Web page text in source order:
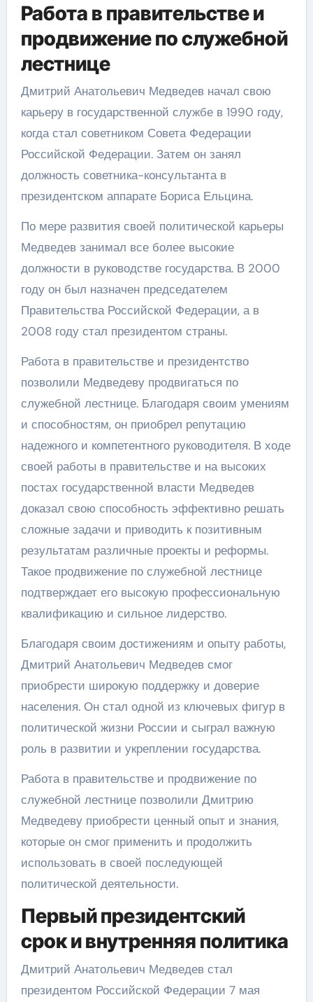
Работа в правительстве и
продвижение по служебной
лестнице
Дмитрий Анатольевич Медведев начал свою
карьеру в государственной службе в 1990 году,
когда стал советником Совета Федерации
Российской Федерации. Затем он занял
должность советника-консультанта в
президентском аппарате Бориса Ельцина.
По мере развития своей политической карьеры
Медведев занимал все более высокие
должности в руководстве государства. В 2000
году он был назначен председателем
Правительства Российской Федерации, а в
2008 году стал президентом страны.
Работа в правительстве и президентство
позволили Медведеву продвигаться по
служебной лестнице. Благодаря своим умениям
и способностям, он приобрел репутацию
надежного и компетентного руководителя. В ходе
своей работы в правительстве и на высоких
постах государственной власти Медведев
доказал свою способность эффективно решать
сложные задачи и приводить к позитивным
результатам различные проекты и реформы.
Такое продвижение по служебной лестнице
подтверждает его высокую профессиональную
квалификацию и сильное лидерство.
Благодаря своим достижениям и опыту работы,
Дмитрий Анатольевич Медведев смог
приобрести широкую поддержку и доверие
населения. Он стал одной из ключевых фигур в
политической жизни России и сыграл важную
роль в развитии и укреплении государства.
Работа в правительстве и продвижение по
служебной лестнице позволили Дмитрию
Медведеву приобрести ценный опыт и знания,
которые он смог применить и продолжить
использовать в своей последующей
политической деятельности.
Первый президентский
срок и внутренняя политика
Дмитрий Анатольевич Медведев стал
президентом Российской Федерации 7 мая